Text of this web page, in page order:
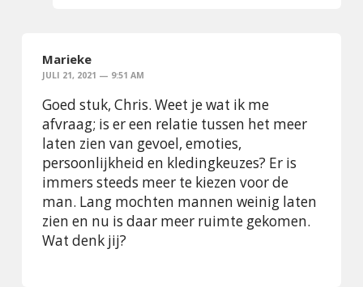
Marieke
JULI 21, 2021 — 9:51 AM
Goed stuk, Chris. Weet je wat ik me
afvraag; is er een relatie tussen het meer
laten zien van gevoel, emoties,
persoonlijkheid en kledingkeuzes? Er is
immers steeds meer te kiezen voor de
man. Lang mochten mannen weinig laten
zien en nu is daar meer ruimte gekomen.
Wat denk jij?